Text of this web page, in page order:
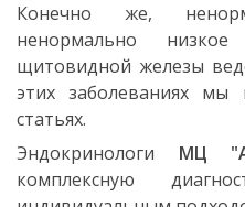
Конечно же,
ненормально
щитовидной железы
этих заболеваниях
статьях.
Эндокринологи МЦ
комплексную